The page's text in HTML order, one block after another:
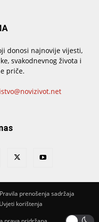
donosi najnovije vijesti,
svakodnevnog života i
priče.
Pravila prenošenja sadržaja
Uvjeti korištenja